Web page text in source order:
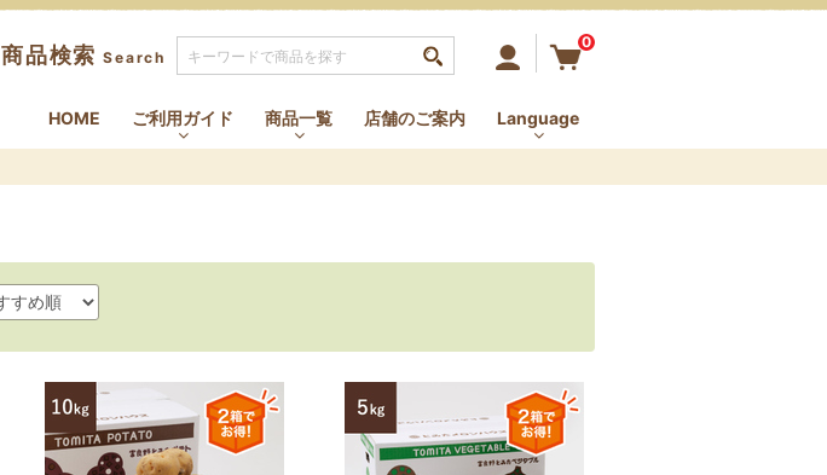
ふらのの大地から まるくてあまいしあわせを
商品検索 Search
0
HOME ご利用ガイド 商品一覧 店舗のご案内 Language